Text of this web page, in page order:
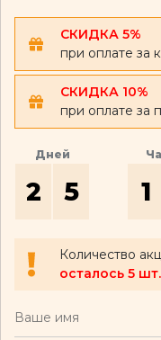
СКИДКА 5%
при оплате за
СКИДКА 10%
при оплате за
Дней
2 5 1
Количество
осталось 5 шт.